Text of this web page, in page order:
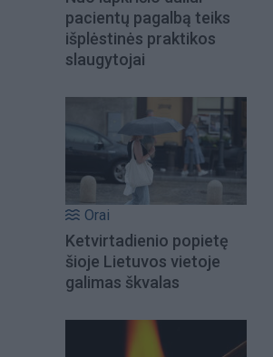
pacientų pagalbą teiks
išplėstinės praktikos
slaugytojai
Orai
Ketvirtadienio popietę
šioje Lietuvos vietoje
galimas škvalas